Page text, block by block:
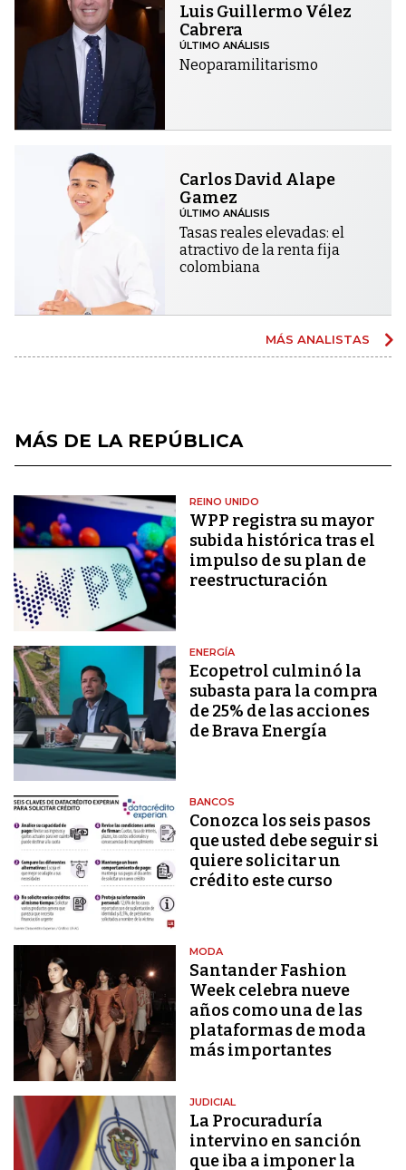
Luis Guillermo Vélez
Cabrera
ÚLTIMO ANÁLISIS
Neoparamilitarismo
Carlos David Alape
Gamez
ÚLTIMO ANÁLISIS
Tasas reales elevadas: el
atractivo de la renta fija
colombiana
MÁS ANALISTAS
MÁS DE LA REPÚBLICA
REINO UNIDO
WPP registra su mayor
subida histórica tras el
impulso de su plan de
reestructuración
ENERGÍA
Ecopetrol culminó la
subasta para la compra
de 25% de las acciones
de Brava Energía
BANCOS
Conozca los seis pasos
que usted debe seguir si
quiere solicitar un
crédito este curso
MODA
Santander Fashion
Week celebra nueve
años como una de las
plataformas de moda
más importantes
JUDICIAL
La Procuraduría
intervino en sanción
que iba a imponer la